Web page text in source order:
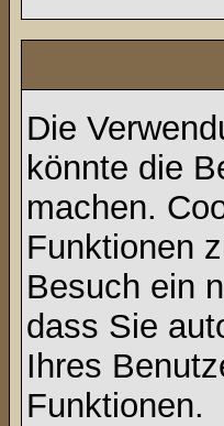
Die
könnte die
machen.
Funktionen
Besuch ein
dass Sie
Ihres
Funktionen.